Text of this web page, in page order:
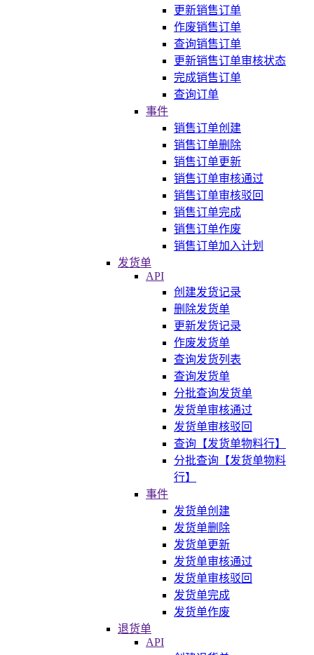
更新销售订单
作废销售订单
查询销售订单
更新销售订单审核状态
完成销售订单
查询订单
事件
销售订单创建
销售订单删除
销售订单更新
销售订单审核通过
销售订单审核驳回
销售订单完成
销售订单作废
销售订单加入计划
发货单
API
创建发货记录
删除发货单
更新发货记录
作废发货单
查询发货列表
查询发货单
分批查询发货单
发货单审核通过
发货单审核驳回
查询【发货单物料行】
分批查询【发货单物料
行】
事件
发货单创建
发货单删除
发货单更新
发货单审核通过
发货单审核驳回
发货单完成
发货单作废
退货单
API